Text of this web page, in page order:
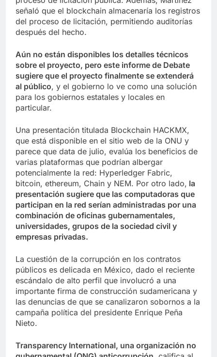
señaló que el blockchain almacenaría los registros
del proceso de licitación, permitiendo auditorías
después del hecho.
Aún no están disponibles los detalles técnicos
sobre el proyecto, pero este informe de Debate
sugiere que el proyecto finalmente se extenderá
al público, y el gobierno lo ve como una solución
para los gobiernos estatales y locales en
particular.
Una presentación titulada Blockchain HACKMX,
que está disponible en el sitio web de la ONU y
parece que data de julio, evalúa los beneficios de
varias plataformas que podrían albergar
potencialmente la red: Hyperledger Fabric,
bitcoin, ethereum, Chain y NEM. Por otro lado, la
presentación sugiere que las computadoras que
participan en la red serían administradas por una
combinación de oficinas gubernamentales,
universidades, grupos de la sociedad civil y
empresas privadas.
La cuestión de la corrupción en los contratos
públicos es delicada en México, dado el reciente
escándalo de alto perfil que involucró a una
importante firma de construcción sudamericana y
las denuncias de que se canalizaron sobornos a la
campaña política del presidente Enrique Peña
Nieto.
Transparency International, una organización no